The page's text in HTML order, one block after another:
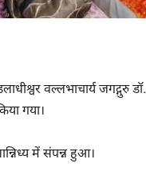
वल्लभाचार्य जगद्गुरु डॉ.
गया।
में संपन्न हुआ।